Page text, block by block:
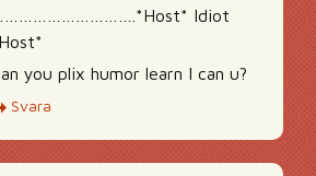
………………………….*Host* Idiot
you plix humor learn I can u?
Svara